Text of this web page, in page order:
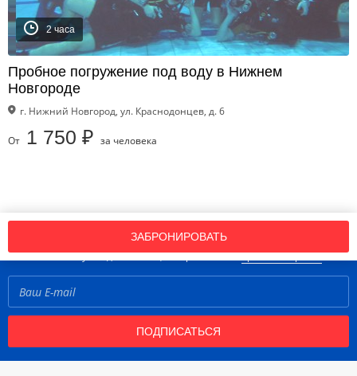
2 часа
Пробное погружение под воду в Нижнем
Новгороде
г. Нижний Новгород, ул. Краснодонцев, д. 6
От 1 750 ₽ за человека
ЗАБРОНИРОВАТЬ
Подпишись на нашу рассылку новостей!
Нажимая кнопку «Подписаться», вы принимаетеправила портала
ПОДПИСАТЬСЯ